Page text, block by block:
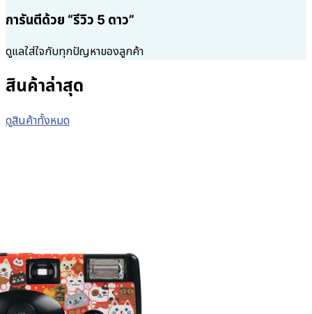
การันตีด้วย “รีวิว 5 ดาว”
ดูแลใส่ใจกับทุกปัญหาของลูกค้า
สินค้าล่าสุด
ดูสินค้าทั้งหมด